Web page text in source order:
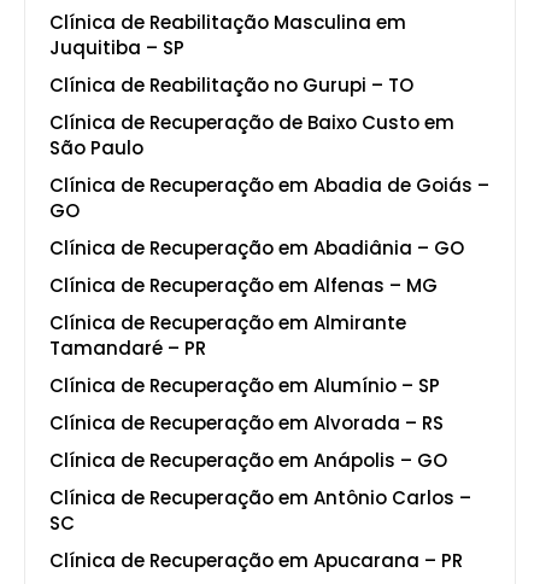
Clínica de Reabilitação Masculina em
Juquitiba – SP
Clínica de Reabilitação no Gurupi – TO
Clínica de Recuperação de Baixo Custo em
São Paulo
Clínica de Recuperação em Abadia de Goiás –
GO
Clínica de Recuperação em Abadiânia – GO
Clínica de Recuperação em Alfenas – MG
Clínica de Recuperação em Almirante
Tamandaré – PR
Clínica de Recuperação em Alumínio – SP
Clínica de Recuperação em Alvorada – RS
Clínica de Recuperação em Anápolis – GO
Clínica de Recuperação em Antônio Carlos –
SC
Clínica de Recuperação em Apucarana – PR